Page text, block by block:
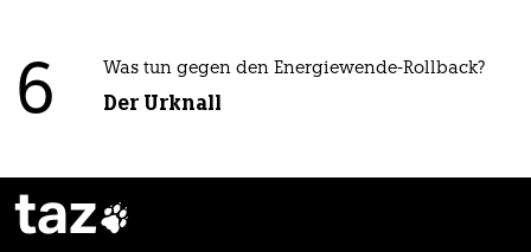
6 Was tun gegen den Energiewende-Rollback?
Der Urknall
taz